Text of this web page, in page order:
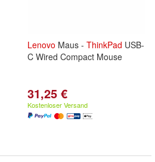
Lenovo Maus - ThinkPad USB-
C Wired Compact Mouse
31,25 €
Kostenloser Versand